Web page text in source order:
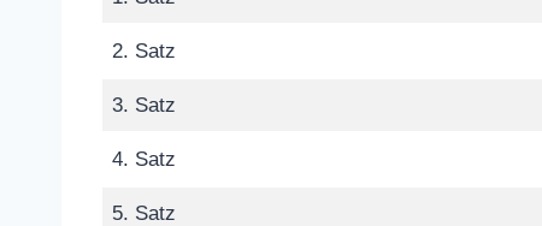
2. Satz
3. Satz
4. Satz
5. Satz